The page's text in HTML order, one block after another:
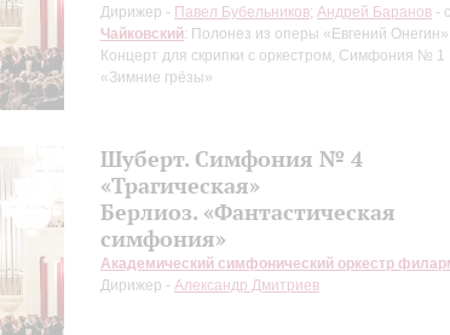
Дирижер - Павел Бубельников; Андрей Баранов -
Чайковский: Полонез из оперы «Евгений Онегин»,
Концерт для скрипки с оркестром, Симфония № 1
«Зимние грёзы»
Шуберт. Симфония № 4
«Трагическая»
Берлиоз. «Фантастическая
симфония»
Академический симфонический оркестр
Дирижер - Александр Дмитриев